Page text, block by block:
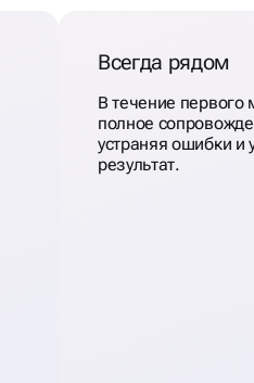
Всегда рядом
В течение
полное
устраняя ошибки и
результат.